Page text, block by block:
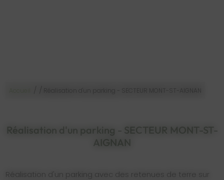
Réalisation d'un parking - SECTEUR MONT-ST-
AIGNAN
Réalisation d'un parking avec des retenues de terre sur